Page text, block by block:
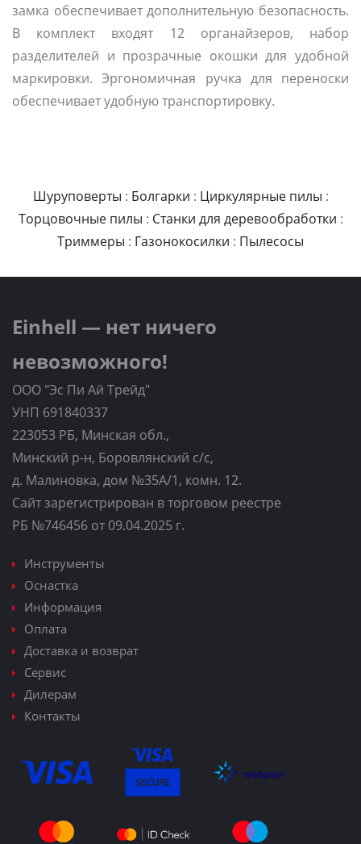
замка обеспечивает дополнительную безопасность.
В комплект входят 12 органайзеров, набор
разделителей и прозрачные окошки для удобной
маркировки. Эргономичная ручка для переноски
обеспечивает удобную транспортировку.
Шуруповерты : Болгарки : Циркулярные пилы :
Торцовочные пилы : Станки для деревообработки :
Триммеры : Газонокосилки : Пылесосы
Einhell — нет ничего
невозможного!
ООО "Эс Пи Ай Трейд"
УНП 691840337
223053 РБ, Минская обл.,
Минский р-н, Боровлянский с/с,
д. Малиновка, дом №35A/1, комн. 12.
Сайт зарегистрирован в торговом реестре
РБ №746456 от 09.04.2025 г.
Инструменты
Оснастка
Информация
Оплата
Доставка и возврат
Сервис
Дилерам
Контакты